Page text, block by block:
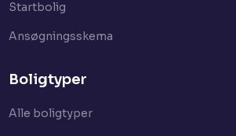
Startbolig​
Ansøgningsskema
Boligtyper
Alle boligtyper